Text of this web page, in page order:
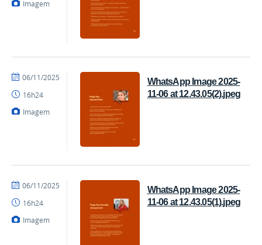
Imagem
WhatsApp Image 2025-
11-06 at 12.43.05(2).jpeg
por
publicado
06/11/2025
16h24
Imagem
WhatsApp Image 2025-
11-06 at 12.43.05(1).jpeg
por
publicado
06/11/2025
16h24
Imagem